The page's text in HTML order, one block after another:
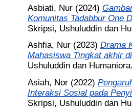
Asbiati, Nur(2024)
Komunitas Tadabbur One
Skripsi, Ushuluddin dan
Ashfia, Nur(2023) Drama
Mahasiswa Tingkat akhir
Ushuluddin dan
Asiah, Nor(2022)
Interaksi Sosial pada
Skripsi, Ushuluddin dan